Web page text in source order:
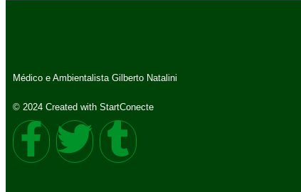
Médico e Ambientalista Gilberto Natalini
© 2024 Created with StartConecte